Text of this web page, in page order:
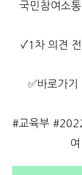
국민참여소
✓1차 의견
✅바로가기
#교육부